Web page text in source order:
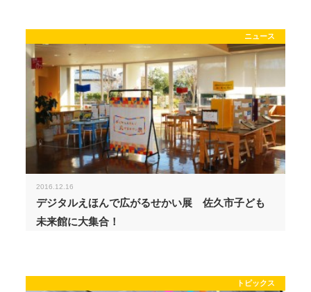
ニュース
2016.12.16
デジタルえほんで広がるせかい展 佐久市子ども
未来館に大集合！
トピックス